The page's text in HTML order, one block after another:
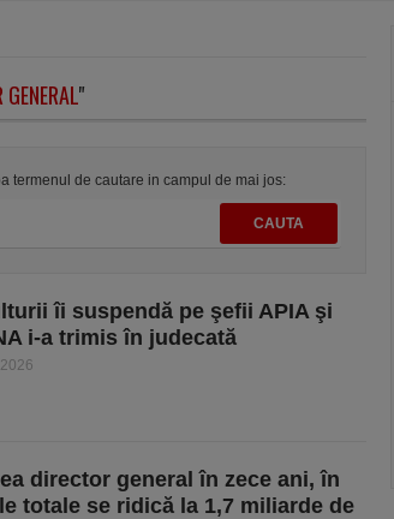
"
termenul de cautare in campul de mai jos:
îi suspendă pe şefii APIA şi
i-a trimis în judecată
director general în zece ani, în
totale se ridică la 1,7 miliarde de